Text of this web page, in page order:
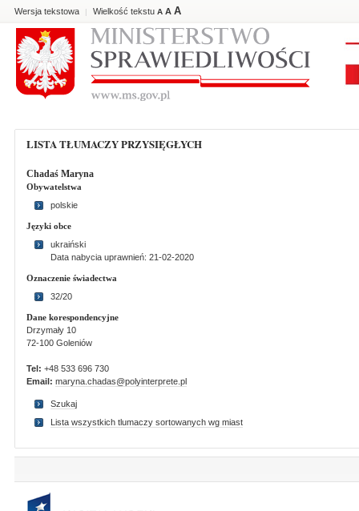
Wersja tekstowa | Wielkość tekstu A A A
LISTA TŁUMACZY PRZYSIĘGŁYCH
Chadaś Maryna
Obywatelstwa
polskie
Języki obce
ukraiński
Data nabycia uprawnień: 21-02-2020
Oznaczenie świadectwa
32/20
Dane korespondencyjne
Drzymały 10
72-100 Goleniów
Tel: +48 533 696 730
Email: maryna.chadas@polyinterprete.pl
Szukaj
Lista wszystkich tlumaczy sortowanych wg miast